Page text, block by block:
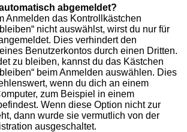
abgemeldet?
Anmelden das Kontrollkästchen
nicht auswählst, wirst du nur für
Dies verhindert den
Benutzerkontos durch einen Dritten.
zu bleiben, kannst du das Kästchen
beim Anmelden auswählen. Dies
wenn du dich an einem
zum Beispiel in einem
Wenn diese Option nicht zur
dann wurde sie vermutlich von der
ausgeschaltet.